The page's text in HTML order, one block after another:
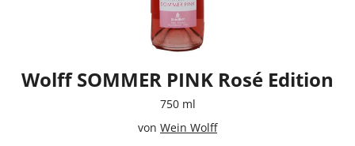
Wolff SOMMER PINK Rosé Edition
750 ml
von Wein Wolff